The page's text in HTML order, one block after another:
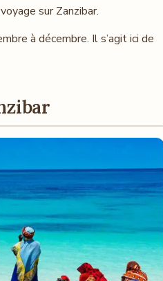
sur Zanzibar.
à décembre. Il s’agit ici de